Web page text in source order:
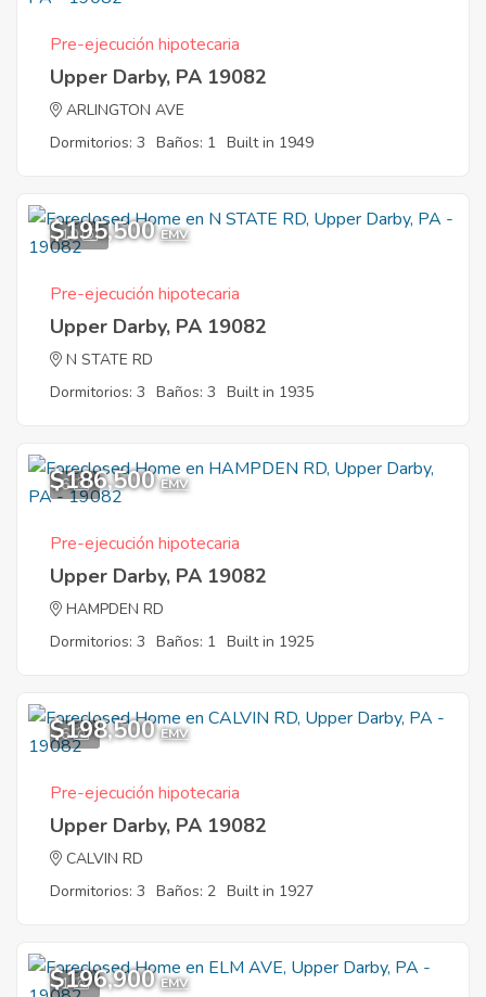
Pre-ejecución hipotecaria
Upper Darby, PA 19082
ARLINGTON AVE
Dormitorios: 3 Baños: 1 Built in 1949
10
$195,500 EMV
Pre-ejecución hipotecaria
Upper Darby, PA 19082
N STATE RD
Dormitorios: 3 Baños: 3 Built in 1935
6
$186,500 EMV
Pre-ejecución hipotecaria
Upper Darby, PA 19082
HAMPDEN RD
Dormitorios: 3 Baños: 1 Built in 1925
6
$198,500 EMV
Pre-ejecución hipotecaria
Upper Darby, PA 19082
CALVIN RD
Dormitorios: 3 Baños: 2 Built in 1927
1
$196,900 EMV